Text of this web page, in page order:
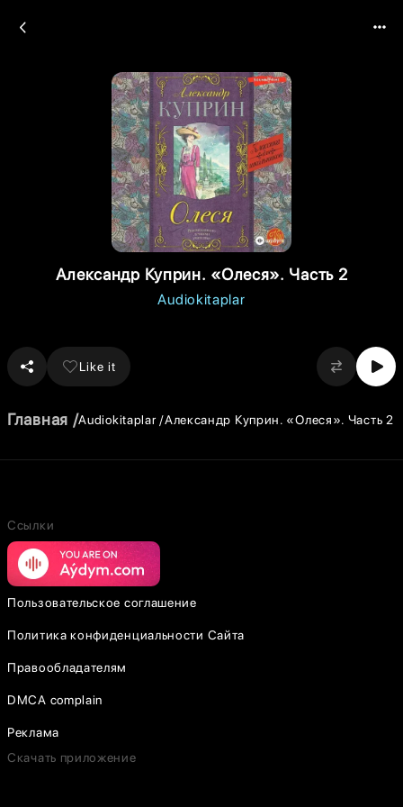
Александр Куприн. «Олеся». Часть 2
Audiokitaplar
Like it
Главная Audiokitaplar Александр Куприн. «Олеся». Часть 2
Ссылки
Пользовательское соглашение
Политика конфиденциальности Сайта
Правообладателям
DMCA complain
Реклама
Скачать приложение